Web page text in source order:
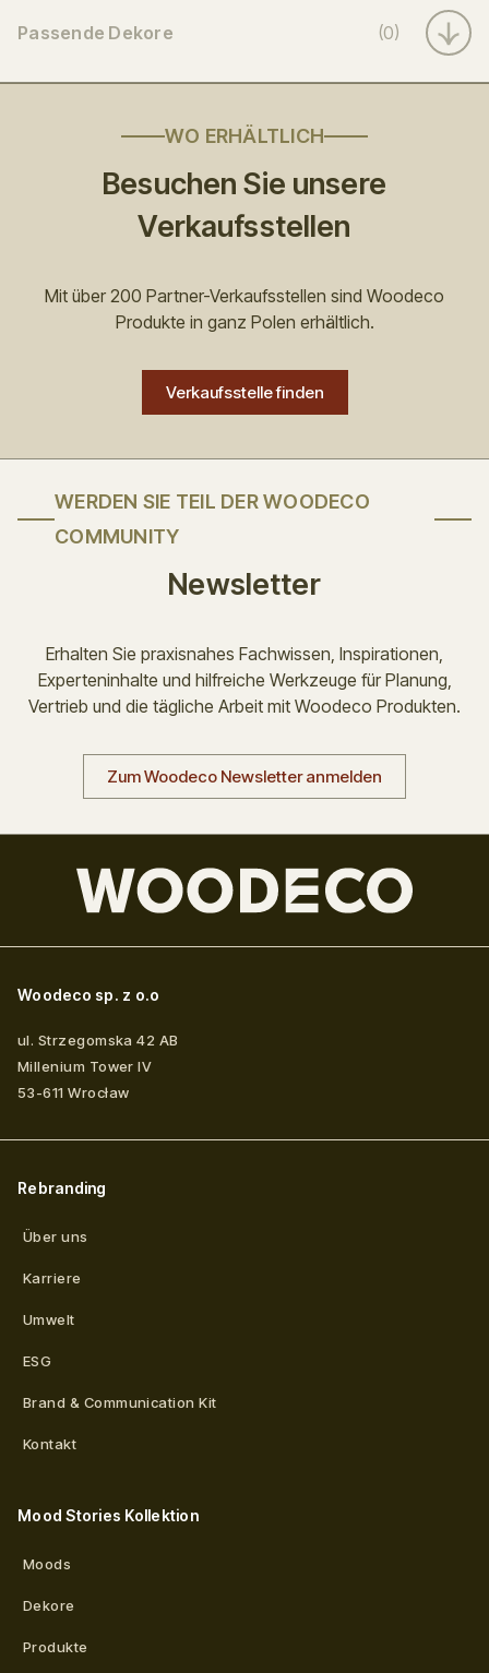
Passende Dekore (0)
WO ERHÄLTLICH
Besuchen Sie unsere
Verkaufsstellen
Mit über 200 Partner-Verkaufsstellen sind Woodeco
Produkte in ganz Polen erhältlich.
Verkaufsstelle finden
WERDEN SIE TEIL DER WOODECO
COMMUNITY
Newsletter
Erhalten Sie praxisnahes Fachwissen, Inspirationen,
Experteninhalte und hilfreiche Werkzeuge für Planung,
Vertrieb und die tägliche Arbeit mit Woodeco Produkten.
Zum Woodeco Newsletter anmelden
Woodeco sp. z o.o
ul. Strzegomska 42 AB
Millenium Tower IV
53-611 Wrocław
Rebranding
Über uns
Karriere
Umwelt
ESG
Brand & Communication Kit
Kontakt
Mood Stories Kollektion
Moods
Dekore
Produkte